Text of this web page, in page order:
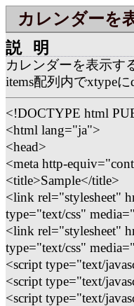
カレンダーを
説明
カレンダーを表示す
items配列内でxtypeに
<!DOCTYPE html
<html lang="ja">
<head>
<meta http-
<title>Sample</title>
<link rel="stylesheet"
type="text/css"
<link rel="stylesheet"
type="text/css"
<script type="text/
<script type="text/
<script type="text/